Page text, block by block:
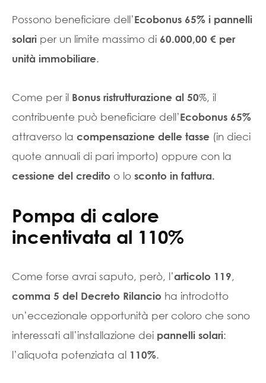
Possono beneficiare dell’Ecobonus 65% i pannelli
solari per un limite massimo di 60.000,00 € per
unità immobiliare.
Come per il Bonus ristrutturazione al 50%, il
contribuente può beneficiare dell’Ecobonus 65%
attraverso la compensazione delle tasse (in dieci
quote annuali di pari importo) oppure con la
cessione del credito o lo sconto in fattura.
Pompa di calore
incentivata al 110%
Come forse avrai saputo, però, l’articolo 119,
comma 5 del Decreto Rilancio ha introdotto
un’eccezionale opportunità per coloro che sono
interessati all’installazione dei pannelli solari:
l’aliquota potenziata al 110%.